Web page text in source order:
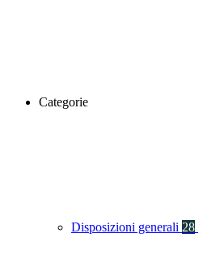
Categorie
Disposizioni generali 28